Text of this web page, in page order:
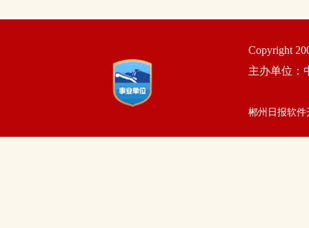
Copyright
主办单位：
郴州日报软